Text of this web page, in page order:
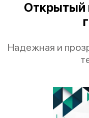
Открытый
Надежная и